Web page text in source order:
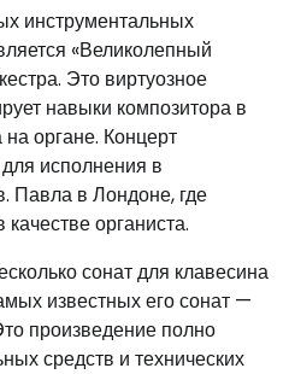
инструментальных
«Великолепный
Это виртуозное
навыки композитора в
органе. Концерт
исполнения в
Павла в Лондоне, где
органиста.
сонат для клавесина
известных его сонат —
произведение полно
средств и технических